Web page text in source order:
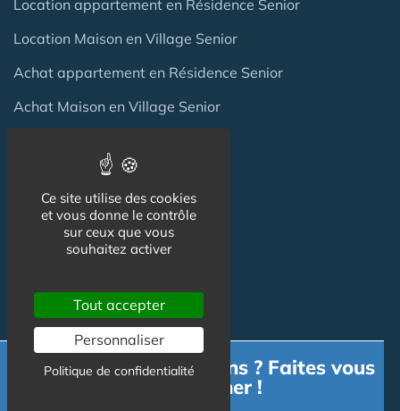
Location appartement en Résidence Senior
Location Maison en Village Senior
Achat appartement en Résidence Senior
Achat Maison en Village Senior
Professionnels
Achat / Vente Résidence
Achat / Vente Terrain
Création Résidence
Produits / Fournisseurs
Réglementation
Besoin d'informations ? Faites vous
accompagner !
Ce site utilise des cookies
et vous donne le contrôle
sur ceux que vous
souhaitez activer
Tout accepter
Personnaliser
Politique de confidentialité